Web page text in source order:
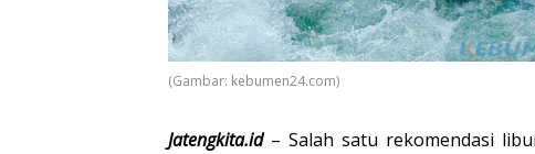
(Gambar: kebumen24.com)
Jatengkita.id– Salah satu rekomendasi